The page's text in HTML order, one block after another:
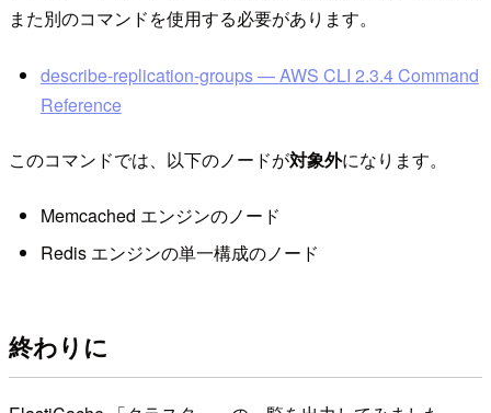
また別のコマンドを使用する必要があります。
describe-replication-groups — AWS CLI 2.3.4 Command
Reference
このコマンドでは、以下のノードが対象外になります。
Memcached エンジンのノード
Redis エンジンの単一構成のノード
終わりに